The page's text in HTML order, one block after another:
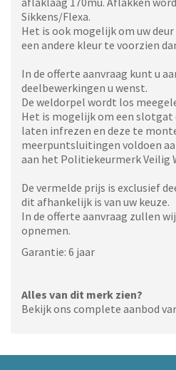
Sikkens/Flexa.
Het is ook mogelijk om uw
een andere kleur te voorzien
In de offerte aanvraag kunt u
deelbewerkingen u wenst.
De weldorpel wordt los
Het is mogelijk om een
laten infrezen en deze te
meerpuntsluitingen voldoen
aan het Politiekeurmerk Veilig
De vermelde prijs is exclusief
dit afhankelijk is van uw keuze.
In de offerte aanvraag zullen
opnemen.
Garantie: 6 jaar
Alles van dit merk zien?
Bekijk ons complete aanbod